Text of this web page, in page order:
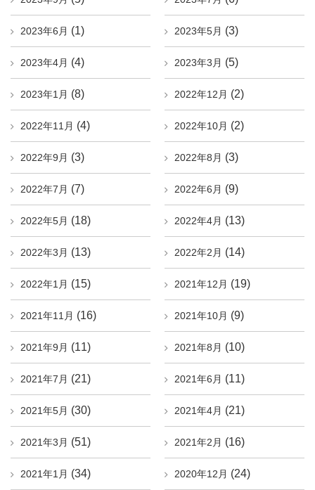
2023年6月 (1) 2023年5月 (3)
2023年4月 (4) 2023年3月 (5)
2023年1月 (8) 2022年12月 (2)
2022年11月 (4) 2022年10月 (2)
2022年9月 (3) 2022年8月 (3)
2022年7月 (7) 2022年6月 (9)
2022年5月 (18) 2022年4月 (13)
2022年3月 (13) 2022年2月 (14)
2022年1月 (15) 2021年12月 (19)
2021年11月 (16) 2021年10月 (9)
2021年9月 (11) 2021年8月 (10)
2021年7月 (21) 2021年6月 (11)
2021年5月 (30) 2021年4月 (21)
2021年3月 (51) 2021年2月 (16)
2021年1月 (34) 2020年12月 (24)